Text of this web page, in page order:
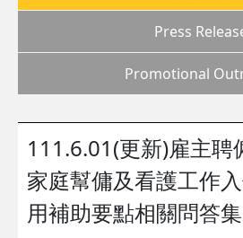
Press
Promotional
111.6.01(更新)雇主聘
家庭幫傭及看護工作
用補助要點相關問答集